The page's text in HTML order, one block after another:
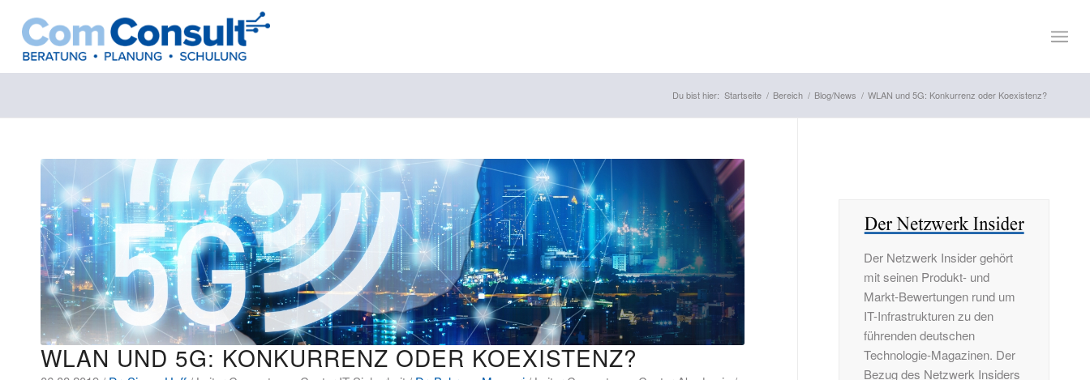
Du bist hier: Startseite / Bereich / Blog/News / WLAN und 5G: Konkurrenz oder Koexistenz?
WLAN UND 5G: KONKURRENZ ODER KOEXISTENZ?
Der Netzwerk Insider gehört
mit seinen Produkt- und
Markt-Bewertungen rund um
IT-Infrastrukturen zu den
führenden deutschen
Technologie-Magazinen. Der
Bezug des Netzwerk Insiders